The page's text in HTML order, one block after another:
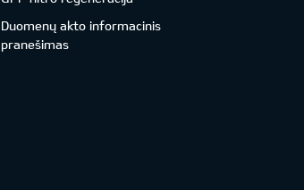
Duomenų akto informacinis
pranešimas